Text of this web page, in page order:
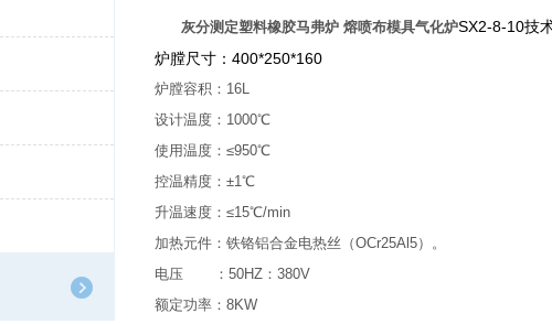
灰分测定塑料橡胶马弗炉 熔喷布模具气化炉SX2-8-10技
炉膛尺寸：400*250*160
炉膛容积：16L
设计温度：1000℃
使用温度：≤950℃
控温精度：±1℃
升温速度：≤15℃/min
加热元件：铁铬铝合金电热丝（OCr25Al5）。
电压 ：50HZ：380V
额定功率：8KW